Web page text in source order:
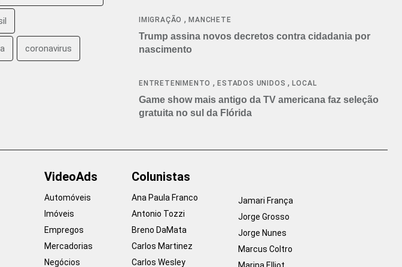
coronavirus
IMIGRAÇÃO ,MANCHETE
Trump assina novos decretos contra cidadania por
nascimento
ENTRETENIMENTO ,ESTADOS UNIDOS ,LOCAL
Game show mais antigo da TV americana faz seleção
gratuita no sul da Flórida
VideoAds
Automóveis
Imóveis
Empregos
Mercadorias
Negócios
Colunistas
Ana Paula Franco
Antonio Tozzi
Breno DaMata
Carlos Martinez
Carlos Wesley
Jamari França
Jorge Grosso
Jorge Nunes
Marcus Coltro